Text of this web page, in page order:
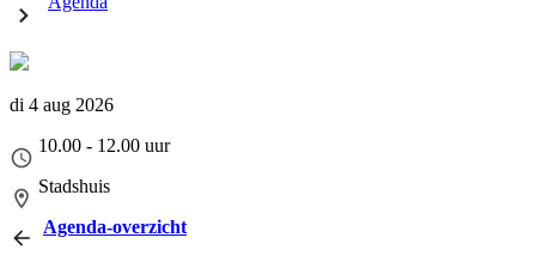
di 4 aug 2026
10.00 - 12.00 uur
Stadshuis
Agenda-overzicht